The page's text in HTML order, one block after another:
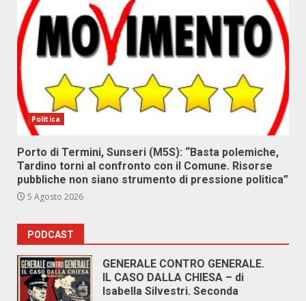
Politica
Porto di Termini, Sunseri (M5S): “Basta polemiche,
Tardino torni al confronto con il Comune. Risorse
pubbliche non siano strumento di pressione politica”
5 Agosto 2026
PODCAST
GENERALE CONTRO GENERALE.
IL CASO DALLA CHIESA – di
Isabella Silvestri. Seconda